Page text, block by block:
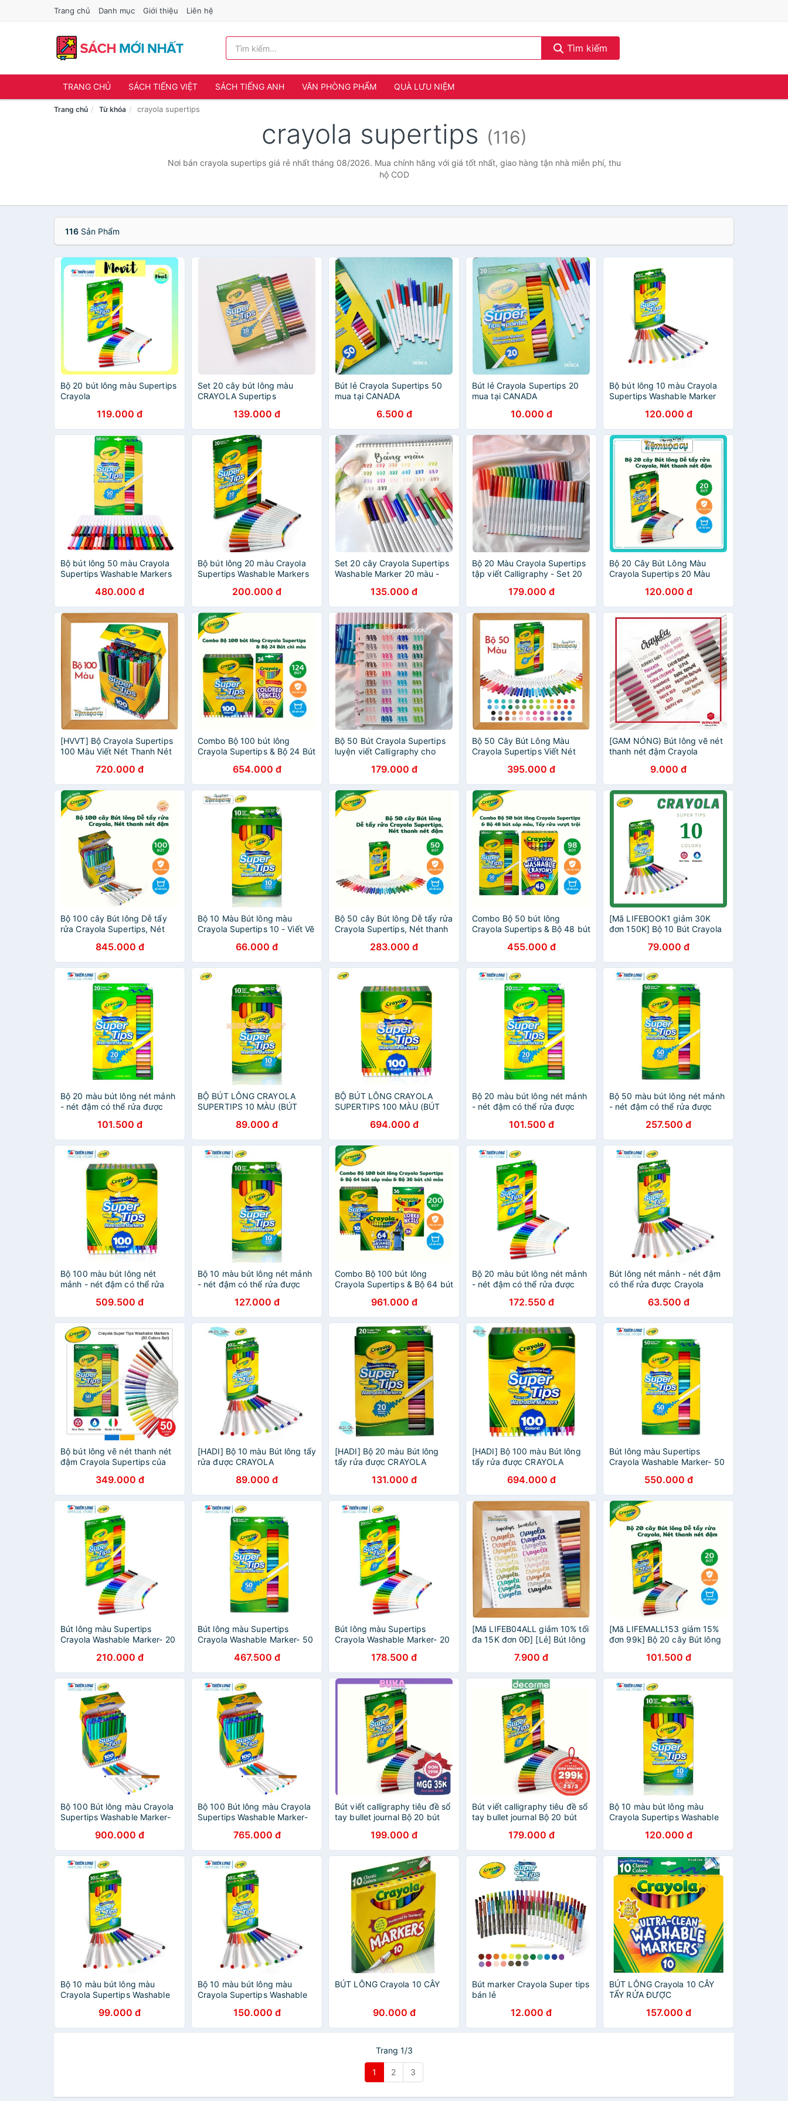
Trang chủ Danh mục Giới thiệu Liên hệ
Tìm kiếm
TRANG CHỦ SÁCH TIẾNG VIỆT SÁCH TIẾNG ANH VĂN PHÒNG PHẨM QUÀ LƯU NIỆM
Trang chủ Từ khóa crayola supertips
crayola supertips (116)
Nơi bán crayola supertips giá rẻ nhất tháng 08/2026. Mua chính hãng với giá tốt nhất, giao hàng tận nhà miễn phí, thu
hộ COD
116 Sản Phẩm
Bộ 20 bút lông màu Supertips
Crayola
119.000 đ
Set 20 cây bút lông màu
CRAYOLA Supertips
139.000 đ
Bút lẻ Crayola Supertips 50
mua tại CANADA
6.500 đ
Bút lẻ Crayola Supertips 20
mua tại CANADA
10.000 đ
Bộ bút lông 10 màu Crayola
Supertips Washable Marker
120.000 đ
Bộ bút lông 50 màu Crayola
Supertips Washable Markers
480.000 đ
Bộ bút lông 20 màu Crayola
Supertips Washable Markers
200.000 đ
Set 20 cây Crayola Supertips
Washable Marker 20 màu -
135.000 đ
Bộ 20 Màu Crayola Supertips
tập viết Calligraphy - Set 20
179.000 đ
Bộ 20 Cây Bút Lông Màu
Crayola Supertips 20 Màu
120.000 đ
[HVVT] Bộ Crayola Supertips
100 Màu Viết Nét Thanh Nét
720.000 đ
Combo Bộ 100 bút lông
Crayola Supertips & Bộ 24 Bút
654.000 đ
Bộ 50 Bút Crayola Supertips
luyện viết Calligraphy cho
179.000 đ
Bộ 50 Cây Bút Lông Màu
Crayola Supertips Viết Nét
395.000 đ
[GAM NÓNG) Bút lông vẽ nét
thanh nét đậm Crayola
9.000 đ
Bộ 100 cây Bút lông Dễ tẩy
rửa Crayola Supertips, Nét
845.000 đ
Bộ 10 Màu Bút lông màu
Crayola Supertips 10 - Viết Vẽ
66.000 đ
Bộ 50 cây Bút lông Dễ tẩy rửa
Crayola Supertips, Nét thanh
283.000 đ
Combo Bộ 50 bút lông
Crayola Supertips & Bộ 48 bút
455.000 đ
[Mã LIFEBOOK1 giảm 30K
đơn 150K] Bộ 10 Bút Crayola
Hàng Chính Hãng
79.000 đ
Bộ 20 màu bút lông nét mảnh
- nét đậm có thể rửa được
101.500 đ
BỘ BÚT LÔNG CRAYOLA
SUPERTIPS 10 MÀU (BÚT
CÓ THỂ RỬA ĐƯỢC)
89.000 đ
BỘ BÚT LÔNG CRAYOLA
SUPERTIPS 100 MÀU (BÚT
CÓ THỂ RỬA ĐƯỢC)
694.000 đ
Bộ 20 màu bút lông nét mảnh
- nét đậm có thể rửa được
101.500 đ
Bộ 50 màu bút lông nét mảnh
- nét đậm có thể rửa được
257.500 đ
Bộ 100 màu bút lông nét
mảnh - nét đậm có thể rửa
Washable Marker
509.500 đ
Bộ 10 màu bút lông nét mảnh
- nét đậm có thể rửa được
127.000 đ
Combo Bộ 100 bút lông
Crayola Supertips & Bộ 64 bút
961.000 đ
Bộ 20 màu bút lông nét mảnh
- nét đậm có thể rửa được
172.550 đ
Bút lông nét mảnh - nét đậm
có thể rửa được Crayola
(10 màu/ 20 màu)
63.500 đ
Bộ bút lông vẽ nét thanh nét
đậm Crayola Supertips của
349.000 đ
[HADI] Bộ 10 màu Bút lông tẩy
rửa được CRAYOLA
đậm (Mã SP:CYL-B-SPT10)
89.000 đ
[HADI] Bộ 20 màu Bút lông
tẩy rửa được CRAYOLA
đậm (Mã SP:CYL-B-SPT20)
131.000 đ
[HADI] Bộ 100 màu Bút lông
tẩy rửa được CRAYOLA
đậm (Mã SP:CYL-B-SPT100)
694.000 đ
Bút lông màu Supertips
Crayola Washable Marker- 50
đậm- Có thể rửa được .
550.000 đ
Bút lông màu Supertips
Crayola Washable Marker- 20
đậm- Có thể rửa được .
210.000 đ
Bút lông màu Supertips
Crayola Washable Marker- 50
đậm- Có thể rửa được
467.500 đ
Bút lông màu Supertips
Crayola Washable Marker- 20
đậm- Có thể rửa được
178.500 đ
[Mã LIFEB04ALL giảm 10% tối
đa 15K đơn 0Đ] [Lẻ] Bút lông
Supertips 207.900 đ
[Mã LIFEMALL153 giảm 15%
đơn 99k] Bộ 20 cây Bút lông
Nét thanh nét đậm - 588106
101.500 đ
Bộ 100 Bút lông màu Crayola
Supertips Washable Marker-
nét đậm, Có thể rửa được .
900.000 đ
Bộ 100 Bút lông màu Crayola
Supertips Washable Marker-
nét đậm, Có thể rửa được
765.000 đ
Bút viết calligraphy tiêu đề sổ
tay bullet journal Bộ 20 bút
Bút lông viết nét thanh nét
đậm
199.000 đ
Bút viết calligraphy tiêu đề sổ
tay bullet journal Bộ 20 bút
Bút lông viết nét thanh nét
đậm
179.000 đ
Bộ 10 màu bút lông màu
Crayola Supertips Washable
mảnh - nét đậm, có thể rửa
được
120.000 đ
Bộ 10 màu bút lông màu
Crayola Supertips Washable
mảnh - nét đậm, có thể rửa
được
99.000 đ
Bộ 10 màu bút lông màu
Crayola Supertips Washable
mảnh - nét đậm, có thể rửa
được .
150.000 đ
BÚT LÔNG Crayola 10 CÂY
90.000 đ
Bút marker Crayola Super tips
bán lẻ
12.000 đ
BÚT LÔNG Crayola 10 CÂY
TẨY RỬA ĐƯỢC
157.000 đ
Trang 1/3
1 2 3